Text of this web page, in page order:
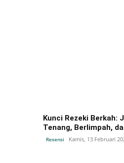
Kunci Rezeki Berkah:
Tenang, Berlimpah,
Resensi Kamis, 13 Februari